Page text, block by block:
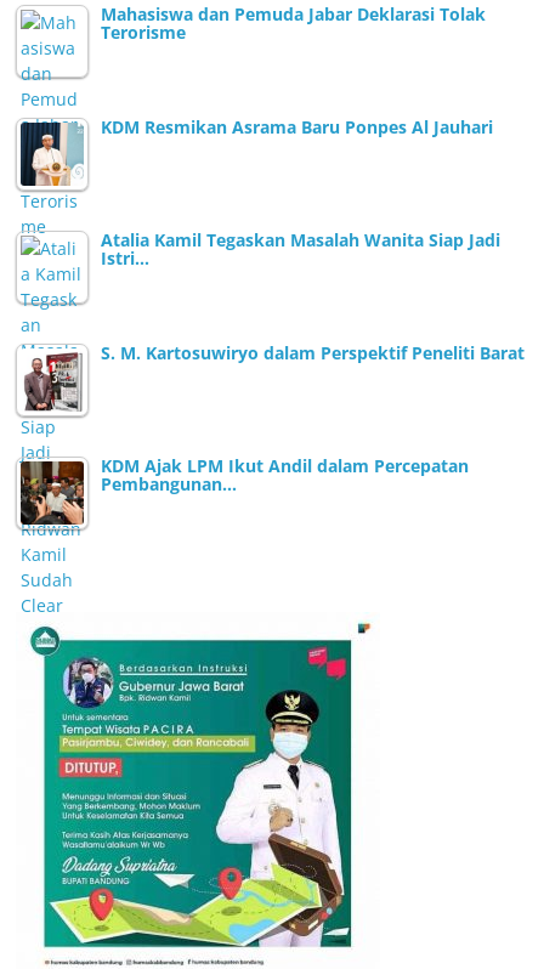
Mahasiswa dan Pemuda Jabar Deklarasi Tolak
Terorisme
KDM Resmikan Asrama Baru Ponpes Al Jauhari
Atalia Kamil Tegaskan Masalah Wanita Siap Jadi
Istri…
S. M. Kartosuwiryo dalam Perspektif Peneliti Barat
KDM Ajak LPM Ikut Andil dalam Percepatan
Pembangunan…